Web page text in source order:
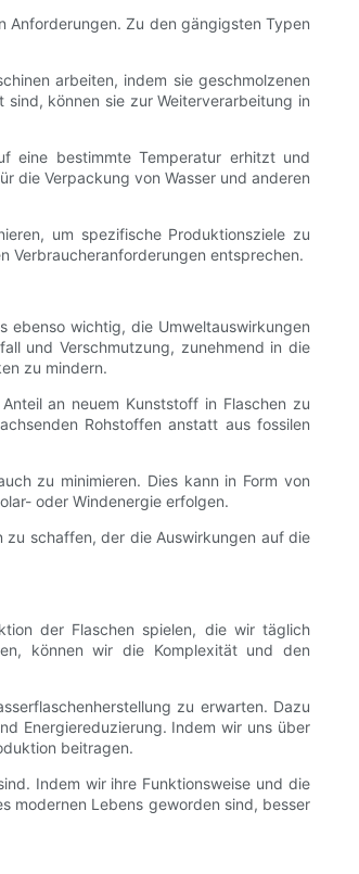
Anforderungen. Zu den gängigsten Typen
arbeiten, indem sie geschmolzenen
können sie zur Weiterverarbeitung in
eine bestimmte Temperatur erhitzt und
die Verpackung von Wasser und anderen
um spezifische Produktionsziele zu
Verbraucheranforderungen entsprechen.
ebenso wichtig, die Umweltauswirkungen
und Verschmutzung, zunehmend in die
zu mindern.
an neuem Kunststoff in Flaschen zu
Rohstoffen anstatt aus fossilen
zu minimieren. Dies kann in Form von
oder Windenergie erfolgen.
zu schaffen, der die Auswirkungen auf die
der Flaschen spielen, die wir täglich
können wir die Komplexität und den
zu erwarten. Dazu
Energiereduzierung. Indem wir uns über
beitragen.
Indem wir ihre Funktionsweise und die
modernen Lebens geworden sind, besser